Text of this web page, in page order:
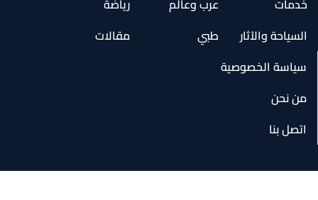
السياحة والآثار
طبي
مقالات
سياسة الخصوصية
من نحن
اتصل بنا